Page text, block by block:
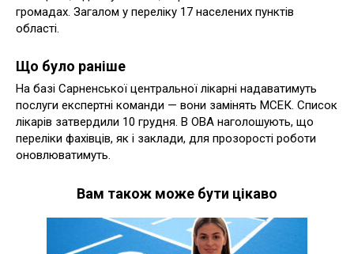
громадах. Загалом у переліку 17 населених пунктів
області.
Що було раніше
На базі Сарненської центральної лікарні надаватимуть
послуги експертні команди — вони замінять МСЕК. Список
лікарів затвердили 10 грудня. В ОВА наголошують, що
переліки фахівців, як і заклади, для прозорості роботи
оновлюватимуть.
Вам також може бути цікаво